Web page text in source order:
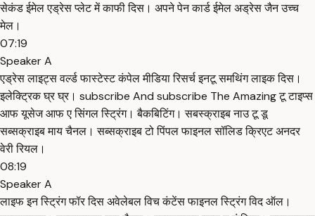
सेकंड ईमेल एड्रेस प्लेट में काफी दिस। अपने पेन कार्ड ईमेल अड्रेस जैन उच्च
मेल।
07:19
Speaker A
एड्रेस लाइट्स वर्ल्ड फास्टेस्ट कंपेल मीडिया रिसर्च इनटू समथिंग लाइक दिस।
इलेक्ट्रिक घ्र घ्र। subscribe And subscribe The Amazing टू टाइप्स
आफ यूसेज आफ ए सिंगल स्ट्रिंग। बैकबिटिंग। सबस्क्राइब नाउ टू डू
सब्सक्राइब माय चैनल। सब्सक्राइब टो पिंपल फाइनल सॉलिड क्रिएट अनदर
वेरी रियल।
08:19
Speaker A
लाइफ इन स्ट्रिंग फॉर दिस अवेलेबल विच कंटेंस फाइनल स्ट्रिंग विद ऑल।